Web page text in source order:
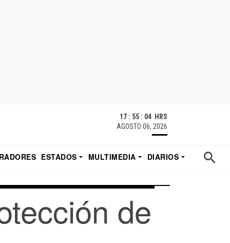
17 : 55 : 04 HRS
AGOSTO 06, 2026
ESTADOS MULTIMEDIA
DIARIOS
de